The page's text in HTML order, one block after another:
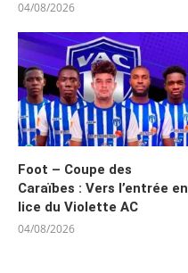
04/08/2026
Foot – Coupe des
Caraïbes : Vers l’entrée en
lice du Violette AC
04/08/2026